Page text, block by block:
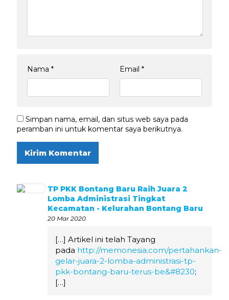
Nama * Email *
Simpan nama, email, dan situs web saya pada
peramban ini untuk komentar saya berikutnya.
TP PKK Bontang Baru Raih Juara 2
Lomba Administrasi Tingkat
Kecamatan - Kelurahan Bontang Baru
20 Mar 2020
[…] Artikel ini telah Tayang
pada http://memonesia.com/pertahankan-
gelar-juara-2-lomba-administrasi-tp-
pkk-bontang-baru-terus-be&#8230;
[…]